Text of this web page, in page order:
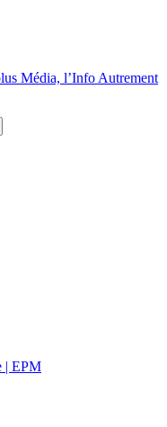
Média, l’Info Autrement